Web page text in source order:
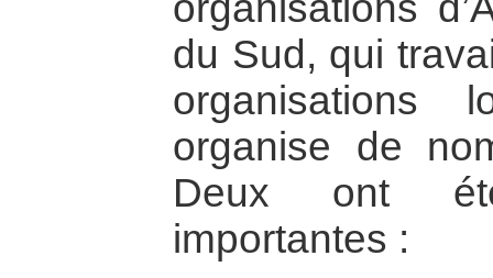
du Sud, qui
organisations
organise de
Deux ont
importantes :